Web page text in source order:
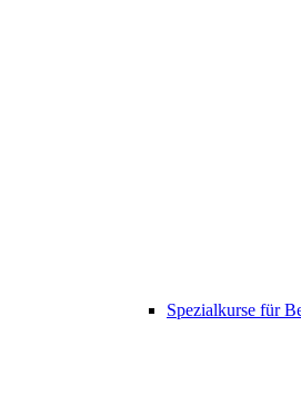
Spezialkurse für